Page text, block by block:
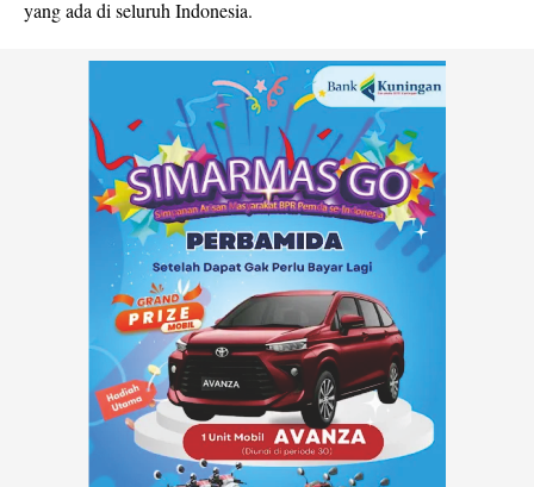
yang ada di seluruh Indonesia.